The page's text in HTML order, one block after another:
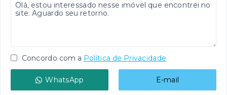
Concordo com a Política de Privacidade
WhatsApp E-mail